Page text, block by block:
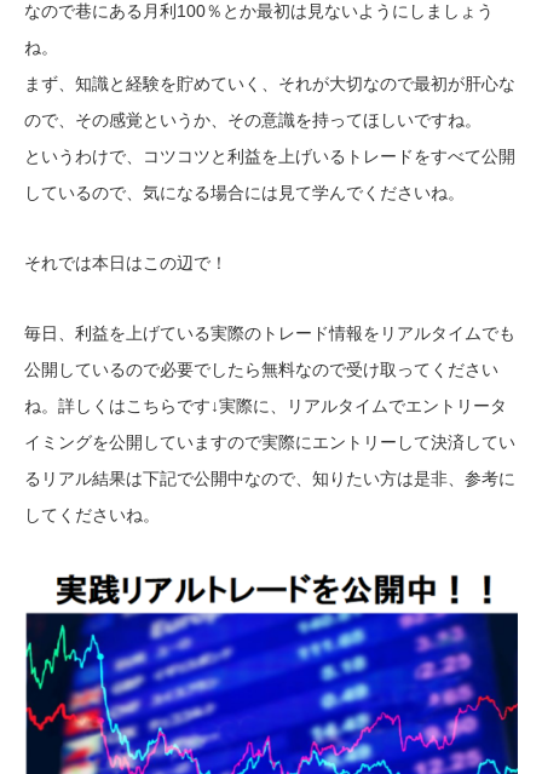
なので巷にある月利100％とか最初は見ないようにしましょう
ね。
まず、知識と経験を貯めていく、それが大切なので最初が肝心な
ので、その感覚というか、その意識を持ってほしいですね。
というわけで、コツコツと利益を上げいるトレードをすべて公開
しているので、気になる場合には見て学んでくださいね。
それでは本日はこの辺で！
毎日、利益を上げている実際のトレード情報をリアルタイムでも
公開しているので必要でしたら無料なので受け取ってください
ね。詳しくはこちらです↓実際に、リアルタイムでエントリータ
イミングを公開していますので実際にエントリーして決済してい
るリアル結果は下記で公開中なので、知りたい方は是非、参考に
してくださいね。